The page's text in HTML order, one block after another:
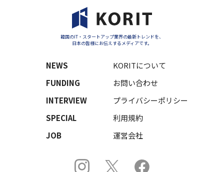
韓国のIT・スタートアップ業界の最新トレンドを、
日本の皆様にお伝えするメディアです。
NEWS
FUNDING
INTERVIEW
SPECIAL
JOB
KORITについて
お問い合わせ
プライバシーポリシー
利用規約
運営会社